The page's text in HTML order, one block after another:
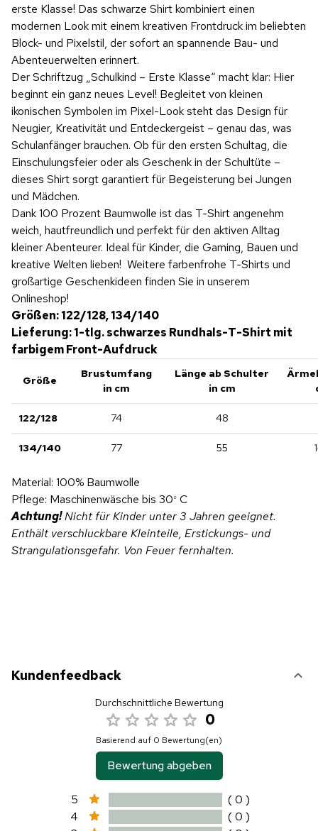
erste Klasse! Das schwarze Shirt kombiniert einen
modernen Look mit einem kreativen Frontdruck im beliebten
Block- und Pixelstil, der sofort an spannende Bau- und
Abenteuerwelten erinnert.
Der Schriftzug „Schulkind – Erste Klasse“ macht klar: Hier
beginnt ein ganz neues Level! Begleitet von kleinen
ikonischen Symbolen im Pixel-Look steht das Design für
Neugier, Kreativität und Entdeckergeist – genau das, was
Schulanfänger brauchen. Ob für den ersten Schultag, die
Einschulungsfeier oder als Geschenk in der Schultüte –
dieses Shirt sorgt garantiert für Begeisterung bei Jungen
und Mädchen.
Dank 100 Prozent Baumwolle ist das T-Shirt angenehm
weich, hautfreundlich und perfekt für den aktiven Alltag
kleiner Abenteurer. Ideal für Kinder, die Gaming, Bauen und
kreative Welten lieben! Weitere farbenfrohe T-Shirts und
großartige Geschenkideen finden Sie in unserem
Onlineshop!
Größen: 122/128, 134/140
Lieferung: 1-tlg. schwarzes Rundhals-T-Shirt mit
farbigem Front-Aufdruck
Größe
Brustumfang
in cm
Länge ab Schulter
in cm
122/128 74 48
134/140 77 55
Material: 100% Baumwolle
Pflege: Maschinenwäsche bis 30° C
Achtung!Nicht für Kinder unter 3 Jahren geeignet.
Enthält verschluckbare Kleinteile, Erstickungs- und
Strangulationsgefahr. Von Feuer fernhalten.
Kundenfeedback
Durchschnittliche Bewertung
0
Basierend auf 0 Bewertung(en)
Bewertung abgeben
5
( 0 )
4
( 0 )